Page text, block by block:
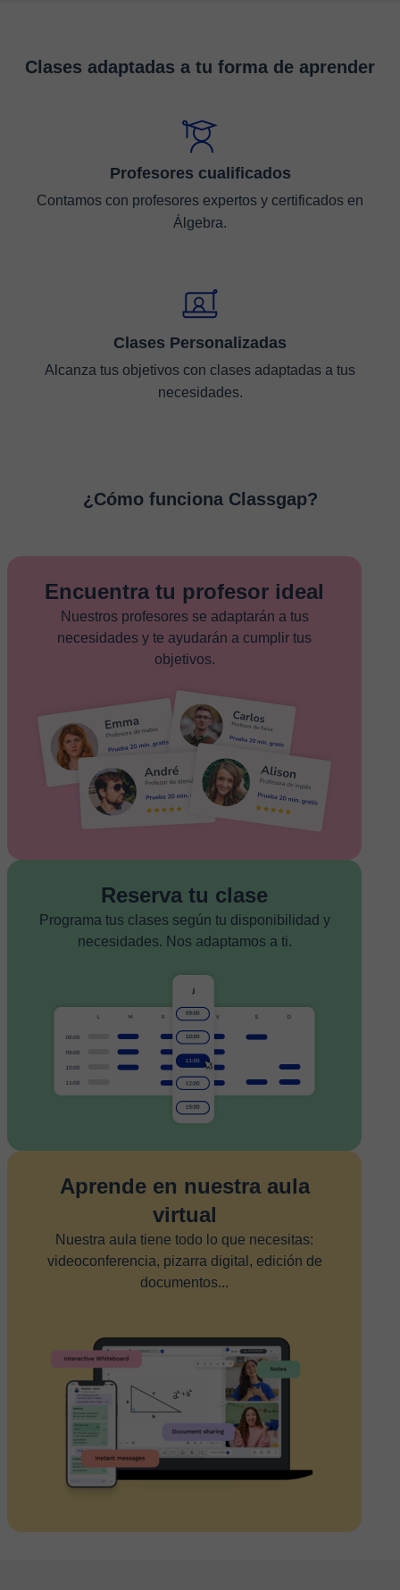
Clases adaptadas a tu forma de aprender
Profesores cualificados
Contamos con profesores expertos y certificados en
Álgebra.
Clases Personalizadas
Alcanza tus objetivos con clases adaptadas a tus
necesidades.
¿Cómo funciona Classgap?
Encuentra tu profesor ideal
Nuestros profesores se adaptarán a tus
necesidades y te ayudarán a cumplir tus
objetivos.
Reserva tu clase
Programa tus clases según tu disponibilidad y
necesidades. Nos adaptamos a ti.
Aprende en nuestra aula
virtual
Nuestra aula tiene todo lo que necesitas:
videoconferencia, pizarra digital, edición de
documentos...